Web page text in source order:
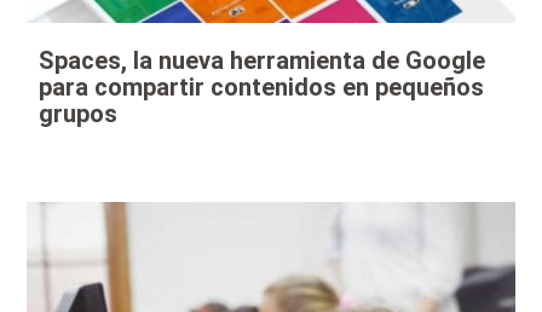
Spaces, la nueva herramienta de Google
para compartir contenidos en pequeños
grupos